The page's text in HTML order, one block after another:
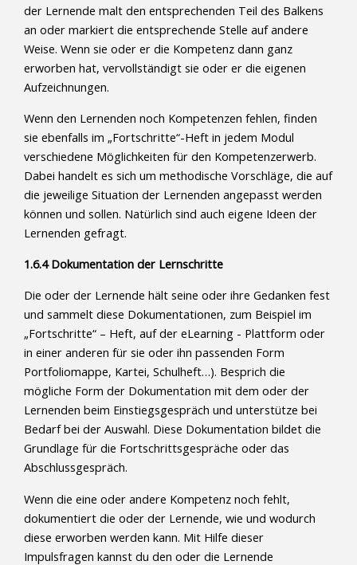
der Lernende malt den entsprechenden Teil des Balkens
an oder markiert die entsprechende Stelle auf andere
Weise. Wenn sie oder er die Kompetenz dann ganz
erworben hat, vervollständigt sie oder er die eigenen
Aufzeichnungen.
Wenn den Lernenden noch Kompetenzen fehlen, finden
sie ebenfalls im „Fortschritte“-Heft in jedem Modul
verschiedene Möglichkeiten für den Kompetenzerwerb.
Dabei handelt es sich um methodische Vorschläge, die auf
die jeweilige Situation der Lernenden angepasst werden
können und sollen. Natürlich sind auch eigene Ideen der
Lernenden gefragt.
1.6.4 Dokumentation der Lernschritte
Die oder der Lernende hält seine oder ihre Gedanken fest
und sammelt diese Dokumentationen, zum Beispiel im
„Fortschritte“ – Heft, auf der eLearning - Plattform oder
in einer anderen für sie oder ihn passenden Form
Portfoliomappe, Kartei, Schulheft…). Besprich die
mögliche Form der Dokumentation mit dem oder der
Lernenden beim Einstiegsgespräch und unterstütze bei
Bedarf bei der Auswahl. Diese Dokumentation bildet die
Grundlage für die Fortschrittsgespräche oder das
Abschlussgespräch.
Wenn die eine oder andere Kompetenz noch fehlt,
dokumentiert die oder der Lernende, wie und wodurch
diese erworben werden kann. Mit Hilfe dieser
Impulsfragen kannst du den oder die Lernende